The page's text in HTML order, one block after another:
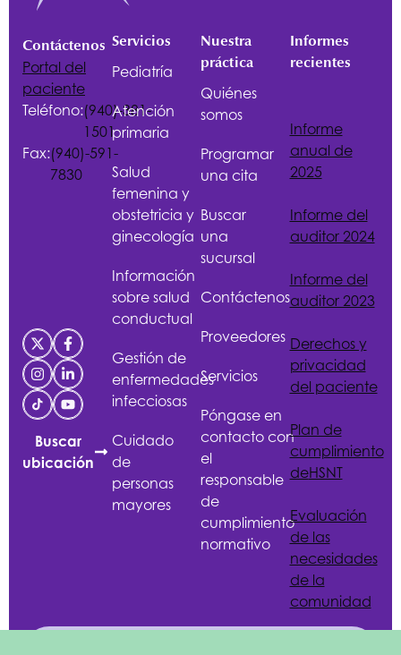
Contáctenos
Portal del
paciente
Teléfono:(940)-381-
1501
Fax:(940)-591-
7830
Buscar
ubicación
Servicios
Pediatría
Atención
primaria
Salud
femenina y
obstetricia y
ginecología
Información
sobre salud
conductual
Gestión de
enfermedades
infecciosas
Cuidado
de
personas
mayores
Nuestra
práctica
Quiénes
somos
Programar
una cita
Buscar
una
sucursal
Contáctenos
Proveedores
Servicios
Póngase en
contacto con
el
responsable
de
cumplimiento
normativo
Informes
recientes
Informe
anual de
2025
Informe del
auditor 2024
Informe del
auditor 2023
Derechos y
privacidad
del paciente
Plan de
cumplimiento
deHSNT
Evaluación
de las
necesidades
de la
comunidad